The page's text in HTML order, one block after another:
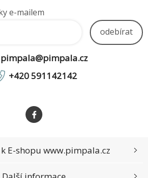
e-mailem
odebírat
pimpala@pimpala.cz
+420 591142142
E-shopu www.pimpala.cz